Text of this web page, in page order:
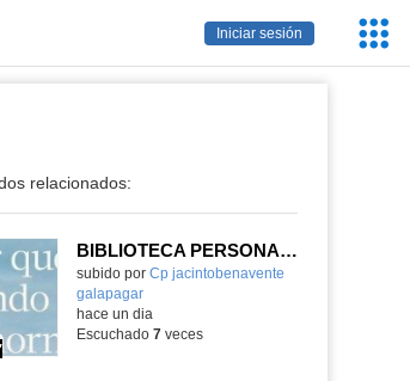
Iniciar sesión
relacionados:
BIBLIOTECA PERSONAL 9: ¿Por qué ser feliz cuando puedes ser normal?
Contenido educativo.
subido por Cp jacintobenavente
galapagar-
hace un dia
Escuchado 7veces